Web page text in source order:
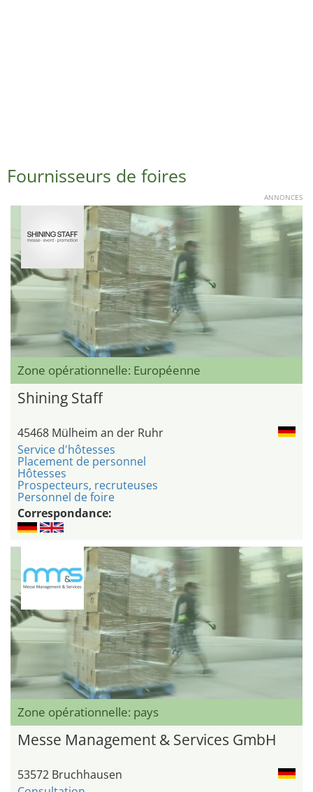
Fournisseurs de foires
ANNONCES
Zone opérationnelle: Européenne
Shining Staff
45468 Mülheim an der Ruhr
Service d'hôtesses
Placement de personnel
Hôtesses
Prospecteurs, recruteuses
Personnel de foire
Correspondance:
Zone opérationnelle: pays
Messe Management & Services GmbH
53572 Bruchhausen